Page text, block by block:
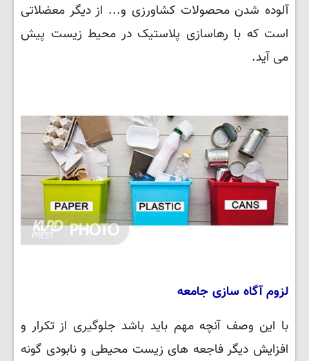
آلوده شدن محصولات کشاورزی و... از دیگر معضلاتی
است که با رهاسازی پلاستیک در محیط زیست پیش
می آید.
لزوم آگاه سازی جامعه
با این وصف آنچه مهم باید باشد جلوگیری از تکرار و
افزایش دیگر فاجعه های زیست محیطی و نابودی گونه